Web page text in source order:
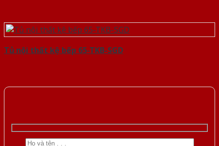
Tủ nội thất kệ bếp 65-TKB-SGD